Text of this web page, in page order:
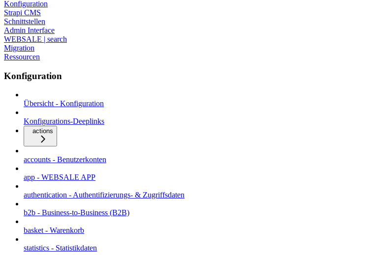
Konfiguration
Strapi CMS
Schnittstellen
Admin Interface
WEBSALE | search
Migration
Ressourcen
Konfiguration
Übersicht - Konfiguration
Konfigurations-Deeplinks
actions
accounts - Benutzerkonten
app - WEBSALE APP
authentication - Authentifizierungs- & Zugriffsdaten
b2b - Business-to-Business (B2B)
basket - Warenkorb
statistics - Statistikdaten